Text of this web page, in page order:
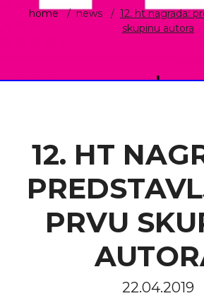
home news
12. ht nagrada:
skupinu autora
12. HT
PRVU
22.04.2019